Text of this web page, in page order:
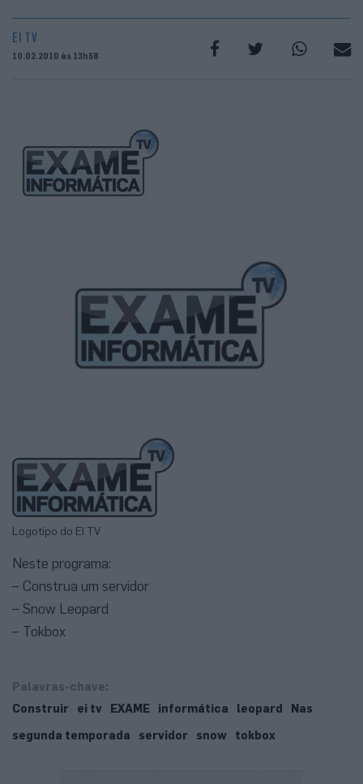
EI TV
10.02.2010 às 13h58
Logotipo do EI TV
Neste programa:
– Construa um servidor
– Snow Leopard
– Tokbox
Palavras-chave:
Construir
ei tv EXAME informática leopard
Nas
segunda temporada
servidor snow tokbox